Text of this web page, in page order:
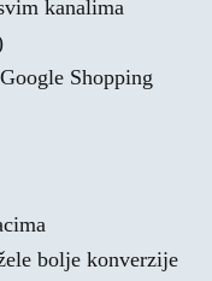
kanalima
Shopping
bolje konverzije